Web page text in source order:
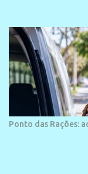
Ponto das Rações: